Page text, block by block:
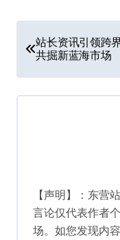
章
导
航
站长资讯引领跨
共掘新蓝海市场
【声明】：东营
言论仅代表作者
场。如您发现内